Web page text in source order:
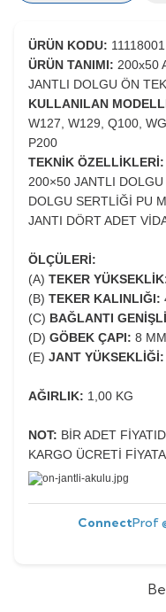
ÜRÜN KODU: 11118001
ÜRÜN TANIMI: 200x50
JANTLI DOLGU ÖN
KULLANILAN
W127, W129, Q100,
P200
TEKNİK ÖZELLİKLERİ:
200×50 JANTLI DOLGU
DOLGU SERTLİĞİ PU
JANTI DÖRT ADET
ÖLÇÜLERİ:
(A) TEKER
(B) TEKER KALINLIĞI:
(C) BAĞLANTI
(D) GÖBEK ÇAPI: 8 MM
(E) JANT YÜKSEKLİĞİ:
AĞIRLIK: 1,00 KG
NOT: BİR ADET
KARGO ÜCRETİ
ConnectProf